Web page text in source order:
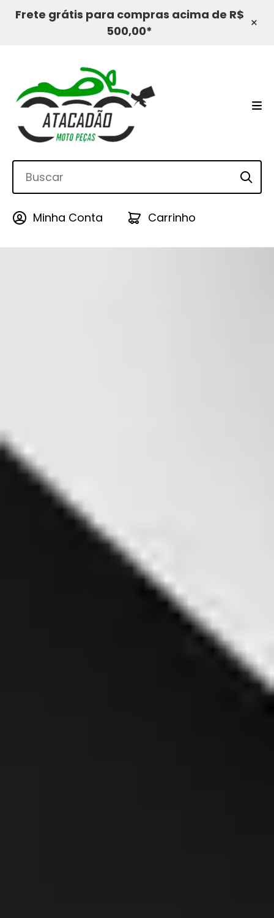
Frete grátis para compras acima de R$
500,00*
×
Minha Conta Carrinho